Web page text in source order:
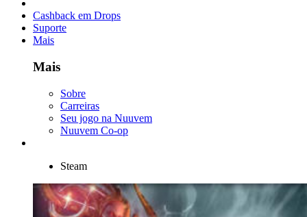
Cashback em Drops
Suporte
Mais
Mais
Sobre
Carreiras
Seu jogo na Nuuvem
Nuuvem Co-op
Steam